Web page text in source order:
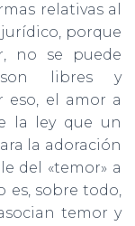
relativas al
porque
no se puede
son libres y
eso, el amor a
la ley que un
la adoración
del «temor» a
es, sobre todo,
temor y